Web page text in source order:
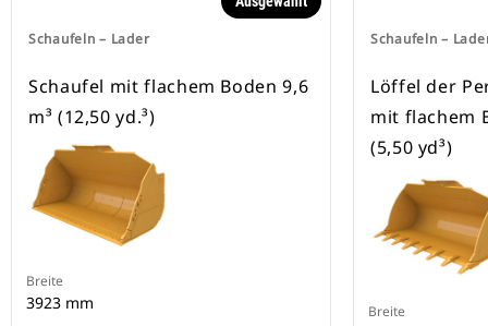
Schaufeln – Lader
Schaufel mit flachem Boden 9,6
m³ (12,50 yd.³)
Breite
3923 mm
Schaufeln –
Löffel der
mit flachem
(5,50 yd³)
Breite